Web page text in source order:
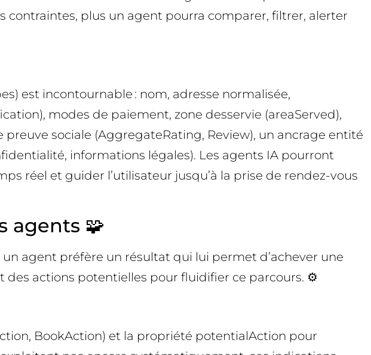
contraintes, plus un agent pourra comparer, filtrer, alerter
est incontournable : nom, adresse normalisée,
modes de paiement, zone desservie (areaServed),
sociale (AggregateRating, Review), un ancrage entité
informations légales). Les agents IA pourront
réel et guider l’utilisateur jusqu’à la prise de rendez-vous
agents 🧩
agent préfère un résultat qui lui permet d’achever une
des actions potentielles pour fluidifier ce parcours. ⚙️
BookAction) et la propriété potentialAction pour